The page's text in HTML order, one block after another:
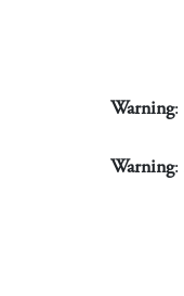
Warning:
Warning: